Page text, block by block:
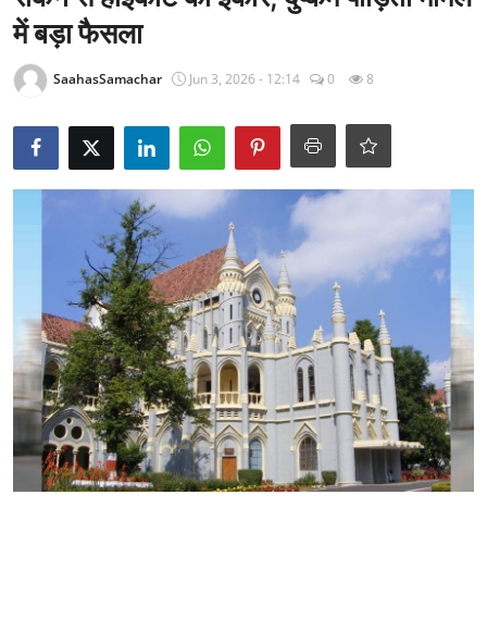
राजनीति
खेल
Epaper
धर्म
में बड़ा फैसला
SaahasSamachar Jun 3, 2026 - 12:14 0 8